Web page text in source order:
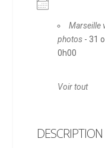
Marseille
photos - 31
0h00
Voir tout
DESCRIPTION